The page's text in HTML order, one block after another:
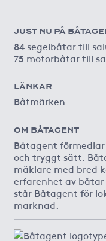
JUST NU PÅ
84 segelbåtar till
75 motorbåtar till
LÄNKAR
Båtmärken
OM BÅTAGENT
Båtagent
och tryggt sätt.
mäklare med bred
erfarenhet av båtar
står Båtagent för
marknad.